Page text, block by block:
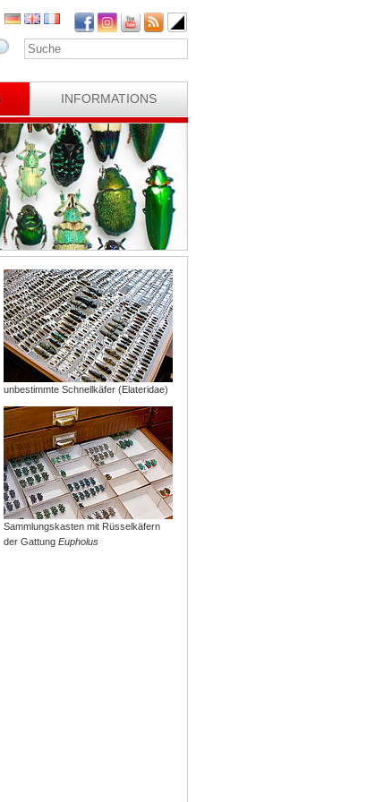
INFORMATIONS
unbestimmte Schnellkäfer (Elateridae)
Sammlungskasten mit Rüsselkäfern
der GattungEupholus